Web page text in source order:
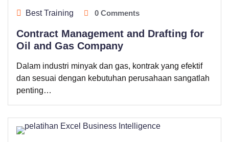
Best Training 0 Comments
Contract Management and Drafting for
Oil and Gas Company
Dalam industri minyak dan gas, kontrak yang efektif
dan sesuai dengan kebutuhan perusahaan sangatlah
penting…